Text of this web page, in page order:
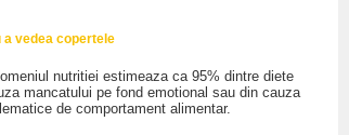
vedea copertele
nutritiei estimeaza ca 95% dintre diete
mancatului pe fond emotional sau din cauza
de comportament alimentar.